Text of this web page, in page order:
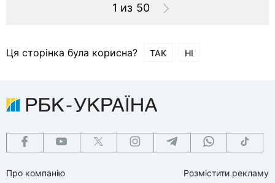
1 из 50
Ця сторінка була корисна? ТАК НІ
Про компанію
Розмістити рекламу